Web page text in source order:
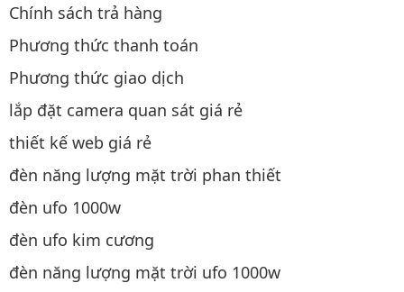
Chính sách trả hàng
Phương thức thanh toán
Phương thức giao dịch
lắp đặt camera quan sát giá rẻ
thiết kế web giá rẻ
đèn năng lượng mặt trời phan thiết
đèn ufo 1000w
đèn ufo kim cương
đèn năng lượng mặt trời ufo 1000w